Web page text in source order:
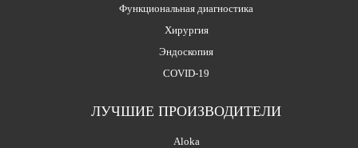
Функциональная диагностика
Хирургия
Эндоскопия
COVID-19
ЛУЧШИЕ ПРОИЗВОДИТЕЛИ
Aloka